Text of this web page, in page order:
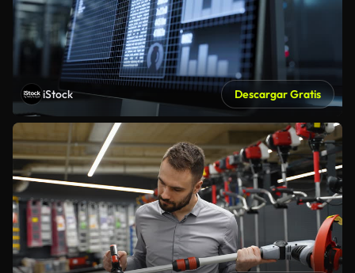
iStock Descargar Gratis